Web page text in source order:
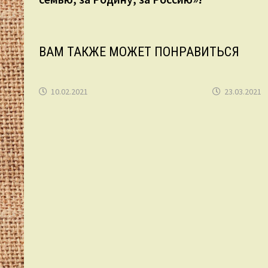
записям
ВАМ ТАКЖЕ МОЖЕТ ПОНРАВИТЬСЯ
10.02.2021 23.03.2021